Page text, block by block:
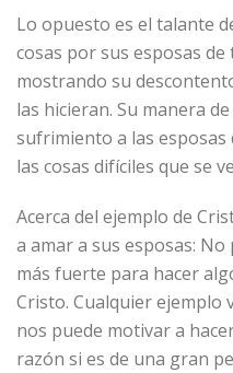
Lo opuesto es el talante
cosas por sus esposas
mostrando su
las hicieran. Su manera
sufrimiento a las esposas
las cosas difíciles que se
Acerca del ejemplo de
a amar a sus esposas:
más fuerte para hacer
Cristo. Cualquier ejemplo
nos puede motivar a
razón si es de una gran